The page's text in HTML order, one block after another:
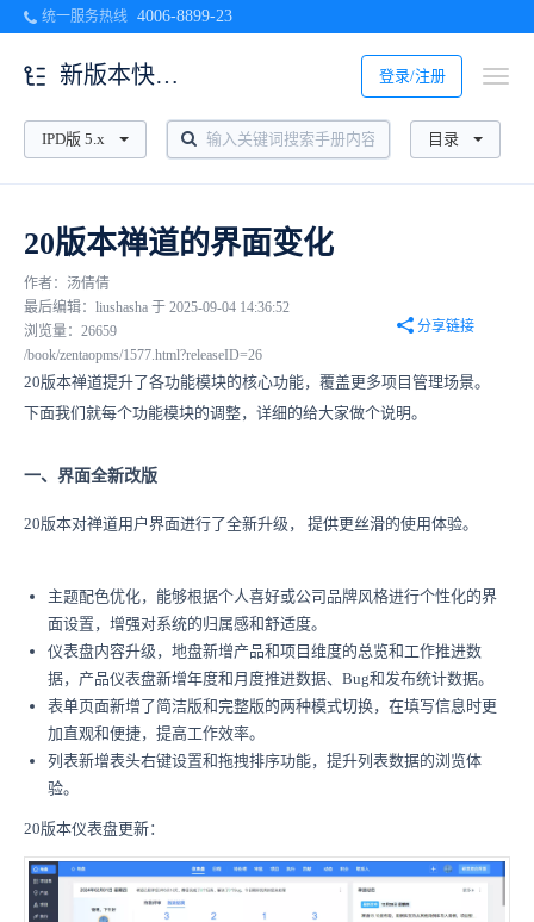
统一服务热线 4006-8899-23
登录/注册
新版本快速入门
IPD版 5.x 目录
20版本禅道的界面变化
作者：汤倩倩
最后编辑：liushasha 于 2025-09-04 14:36:52
浏览量：26659
分享链接
/book/zentaopms/1577.html?releaseID=26
20版本禅道提升了各功能模块的核心功能，覆盖更多项目管理场景。
下面我们就每个功能模块的调整，详细的给大家做个说明。
一、界面全新改版
20版本对禅道用户界面进行了全新升级， 提供更丝滑的使用体验。
主题配色优化，能够根据个人喜好或公司品牌风格进行个性化的界
面设置，增强对系统的归属感和舒适度。
仪表盘内容升级，地盘新增产品和项目维度的总览和工作推进数
据，产品仪表盘新增年度和月度推进数据、Bug和发布统计数据。
表单页面新增了简洁版和完整版的两种模式切换，在填写信息时更
加直观和便捷，提高工作效率。
列表新增表头右键设置和拖拽排序功能，提升列表数据的浏览体
验。
20版本仪表盘更新：